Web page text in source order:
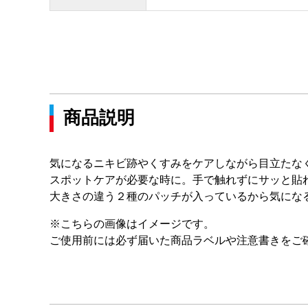
商品説明
気になるニキビ跡やくすみをケアしながら目立たな
スポットケアが必要な時に。手で触れずにサッと貼
大きさの違う２種のパッチが入っているから気に
※こちらの画像はイメージです。
ご使用前には必ず届いた商品ラベルや注意書きをご